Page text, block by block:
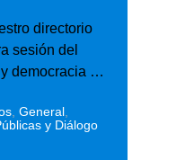
directorio
sesión del
democracia …
, General,
y Diálogo